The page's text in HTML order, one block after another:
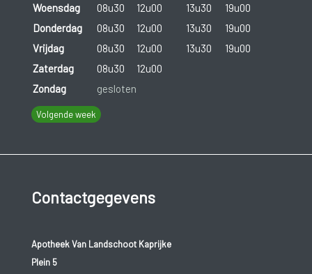
Woensdag
08u30 12u00 13u30
19u00
Donderdag
08u30 12u00 13u30
19u00
Vrijdag
08u30 12u00 13u30
19u00
Zaterdag
08u30
12u00
Zondag
gesloten
Volgende week
Contactgegevens
Apotheek Van Landschoot Kaprijke
Plein 5